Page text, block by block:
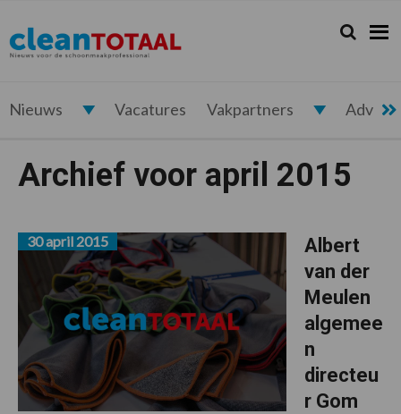
de
hoofdnavigatie
de
hoofd
de
voettekst
Cleantotaal.nl
Het
laatste
voor
schoonmaak
Zoeken...
Zoek
Nieuws Vacatures Vakpartners
Archief voor april 2015
Albert
van der
Meulen
algemee
n
directeu
r Gom
30 april 2015